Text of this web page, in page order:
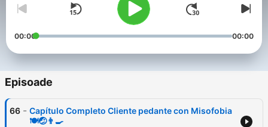
00:00 00:00
Episoade
66 - Capítulo Completo Cliente pedante con Misofobia
🍽️🤕👨‍🍳